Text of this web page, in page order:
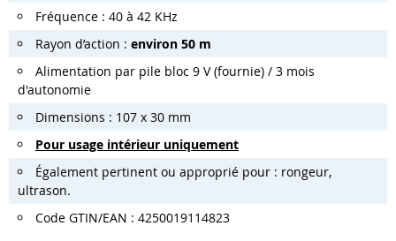
Fréquence : 40 à 42 KHz
Rayon d’action : environ 50 m
Alimentation par pile bloc 9 V (fournie) / 3 mois
d'autonomie
Dimensions : 107 x 30 mm
Pour usage intérieur uniquement
Également pertinent ou approprié pour : rongeur,
ultrason.
Code GTIN/EAN : 4250019114823